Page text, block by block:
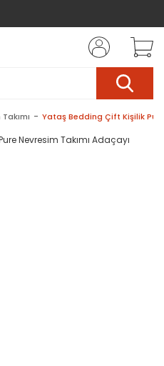
Yataş Bedding Çift Kişilik